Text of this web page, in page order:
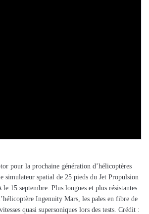
pour la prochaine génération d’hélicoptères
simulateur spatial de 25 pieds du Jet Propulsion
15 septembre. Plus longues et plus résistantes
Ingenuity Mars, les pales en fibre de
quasi supersoniques lors des tests. Crédit :